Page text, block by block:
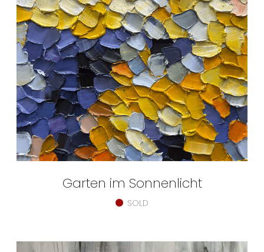
Garten im Sonnenlicht
SOLD